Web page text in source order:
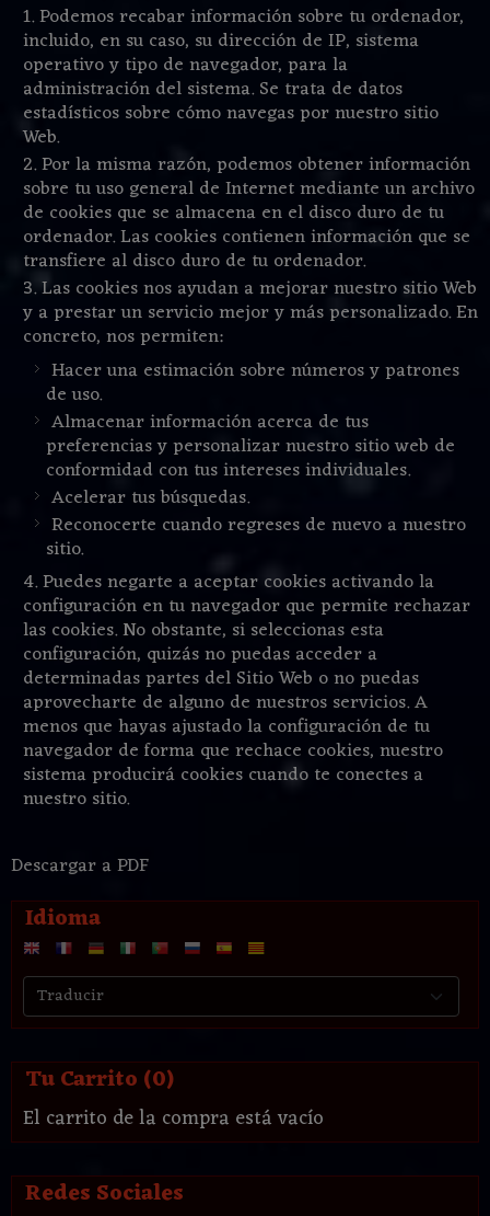
Idioma
Tu Carrito (0)
El carrito de la compra está vacío
Redes Sociales
Podemos recabar información sobre tu ordenador,
incluido, en su caso, su dirección de IP, sistema
operativo y tipo de navegador, para la
administración del sistema. Se trata de datos
estadísticos sobre cómo navegas por nuestro sitio
Web.
Por la misma razón, podemos obtener información
sobre tu uso general de Internet mediante un archivo
de cookies que se almacena en el disco duro de tu
ordenador. Las cookies contienen información que se
transfiere al disco duro de tu ordenador.
Las cookies nos ayudan a mejorar nuestro sitio Web
y a prestar un servicio mejor y más personalizado. En
concreto, nos permiten:
Hacer una estimación sobre números y patrones
de uso.
Almacenar información acerca de tus
preferencias y personalizar nuestro sitio web de
conformidad con tus intereses individuales.
Acelerar tus búsquedas.
Reconocerte cuando regreses de nuevo a nuestro
sitio.
Puedes negarte a aceptar cookies activando la
configuración en tu navegador que permite rechazar
las cookies. No obstante, si seleccionas esta
configuración, quizás no puedas acceder a
determinadas partes del Sitio Web o no puedas
aprovecharte de alguno de nuestros servicios. A
menos que hayas ajustado la configuración de tu
navegador de forma que rechace cookies, nuestro
sistema producirá cookies cuando te conectes a
nuestro sitio.
Descargar a PDF